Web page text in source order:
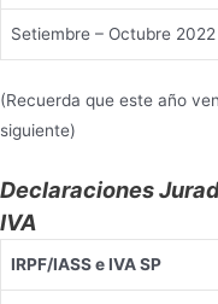
Setiembre – Octubre 2022
(Recuerda que este año
siguiente)
Declaraciones
IVA
IRPF/IASS e IVA SP